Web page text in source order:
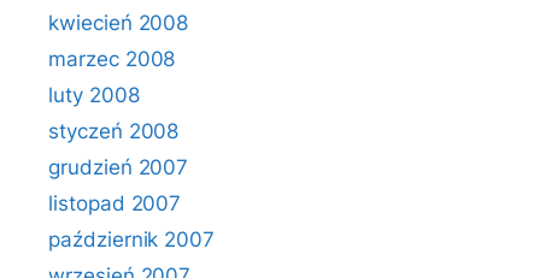
kwiecień 2008
marzec 2008
luty 2008
styczeń 2008
grudzień 2007
listopad 2007
październik 2007